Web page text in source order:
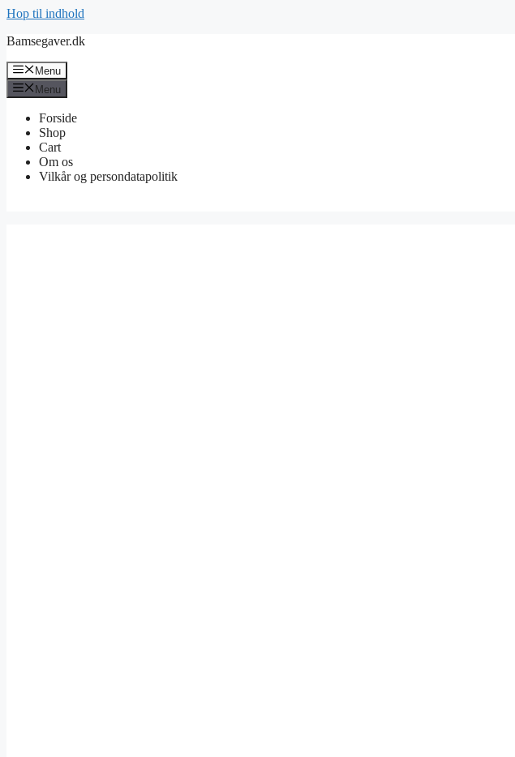
Hop til indhold
Bamsegaver.dk
Menu
Menu
Forside
Shop
Cart
Om os
Vilkår og persondatapolitik